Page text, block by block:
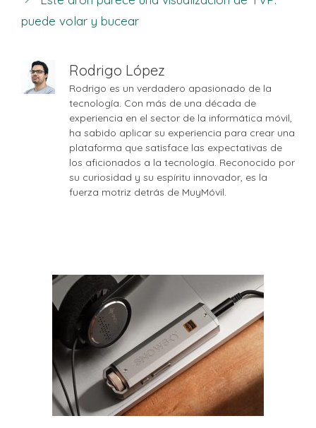
puede volar y bucear
Rodrigo López
Rodrigo es un verdadero apasionado de la
tecnología. Con más de una década de
experiencia en el sector de la informática móvil,
ha sabido aplicar su experiencia para crear una
plataforma que satisface las expectativas de
los aficionados a la tecnología. Reconocido por
su curiosidad y su espíritu innovador, es la
fuerza motriz detrás de MuyMóvil.